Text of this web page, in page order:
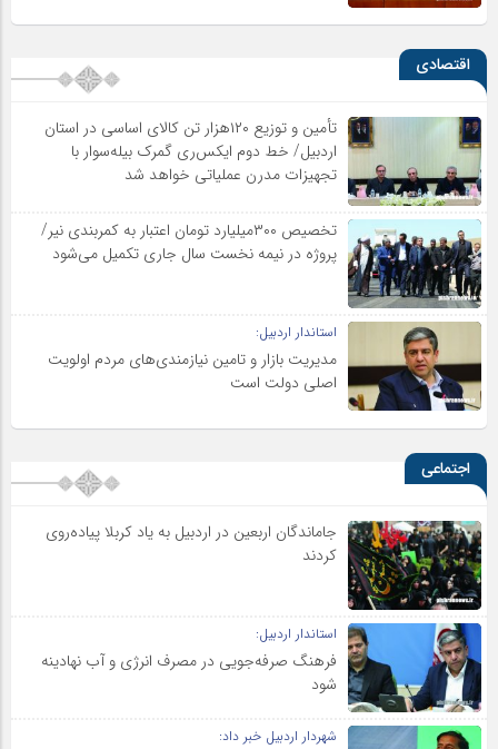
اقتصادی
تأمین و توزیع ۱۲۰هزار تن کالای اساسی در استان
اردبیل/ خط دوم ایکس‌ری گمرک بیله‌سوار با
تجهیزات مدرن عملیاتی خواهد شد
تخصیص ۳۰۰میلیارد تومان اعتبار به کمربندی نیر/
پروژه در نیمه نخست سال جاری تکمیل می‌شود
استاندار اردبیل:
مدیریت بازار و تامین نیازمندی‌های مردم اولویت‌
اصلی دولت است
اجتماعی
جاماندگان اربعین در اردبیل به یاد کربلا پیاده‌روی
کردند
استاندار اردبیل:
فرهنگ صرفه‌جویی در مصرف انرژی و آب نهادینه
شود
شهردار اردبیل خبر داد: